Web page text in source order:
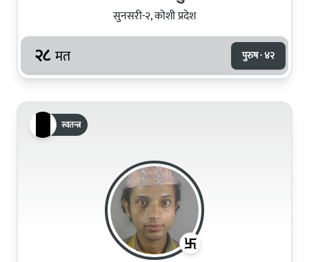
सुनसरी-२, कोशी प्रदेश
२८ मत पुरुष · ४२
स्वतन्त्र